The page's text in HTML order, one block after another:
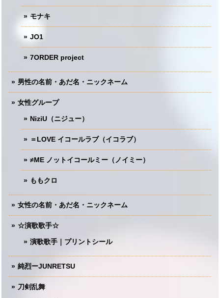
モナキ
JO1
7ORDER project
男性の名前・あだ名・ニックネーム
女性グループ
NiziU（ニジュー）
＝LOVE イコールラブ（イコラブ）
≠ME ノットイコールミー（ノイミー）
ももクロ
女性の名前・あだ名・ニックネーム
☆演歌歌手☆
演歌歌手｜プリントシール
純烈ーJUNRETSU
刀剣乱舞